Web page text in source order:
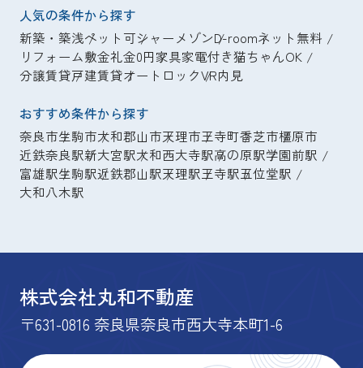
人気の条件から探す
新築・築浅ペット可シャーメゾンD-roomネット無料
リフォーム敷金礼金0円家具家電付き猫ちゃんOK
分譲賃貸戸建賃貸オートロックVR内見
おすすめ条件から探す
奈良市生駒市大和郡山市天理市王寺町香芝市橿原市
近鉄奈良駅新大宮駅大和西大寺駅高の原駅学園前駅
富雄駅生駒駅近鉄郡山駅天理駅王寺駅五位堂駅
大和八木駅
株式会社丸和不動産
〒631-0816 奈良県奈良市西大寺本町1-6